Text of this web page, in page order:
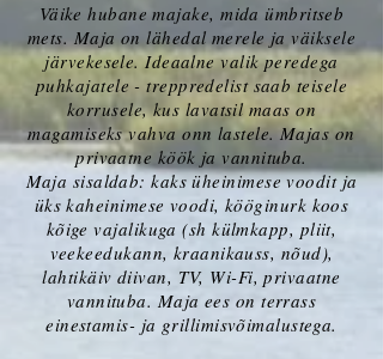
Väike hubane majake, mida ümbritseb
mets. Maja on lähedal merele ja väiksele
järvekesele. Ideaalne valik peredega
puhkajatele - treppredelist saab teisele
korrusele, kus lavatsil maas on
magamiseks vahva onn lastele. Majas on
privaatne köök ja vannituba.
Maja sisaldab: kaks üheinimese voodit ja
üks kaheinimese voodi, kööginurk koos
kõige vajalikuga (sh külmkapp, pliit,
veekeedukann, kraanikauss, nõud),
lahtikäiv diivan, TV, Wi-Fi, privaatne
vannituba. Maja ees on terrass
einestamis- ja grillimisvõimalustega.